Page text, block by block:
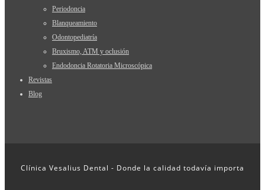
Periodoncia
Blanqueamiento
Odontopediatría
Bruxismo, ATM y oclusión
Endodoncia Rotatoria Microscópica
Revistas
Blog
Clínica Vesalius Dental - Donde la calidad todavía importa